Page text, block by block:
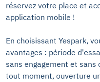
réservez votre place et
application mobile !
En choisissant Yespark,
avantages : période
sans engagement et
tout moment, ouverture